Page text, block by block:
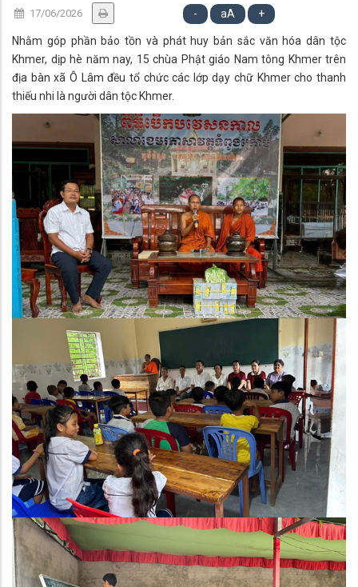
17/06/2026 - aA +
Nhằm góp phần bảo tồn và phát huy bản sắc văn hóa dân tộc
Khmer, dịp hè năm nay, 15 chùa Phật giáo Nam tông Khmer trên
địa bàn xã Ô Lâm đều tổ chức các lớp dạy chữ Khmer cho thanh
thiếu nhi là người dân tộc Khmer.